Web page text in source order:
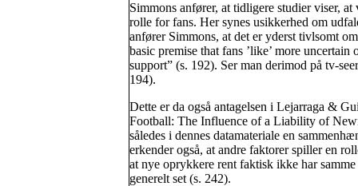
Simmons anfører, at tidligere studier viser,
rolle for fans. Her synes usikkerhed om
anfører Simmons, at det er yderst tivlsomt
basic premise that fans ’like’ more
support” (s. 192). Ser man derimod på tv-
194).
Dette er da også antagelsen i Lejarraga &
Football: The Influence of a Liability of
således i dennes datamateriale en
erkender også, at andre faktorer spiller en
at nye oprykkere rent faktisk ikke har
generelt set (s. 242).